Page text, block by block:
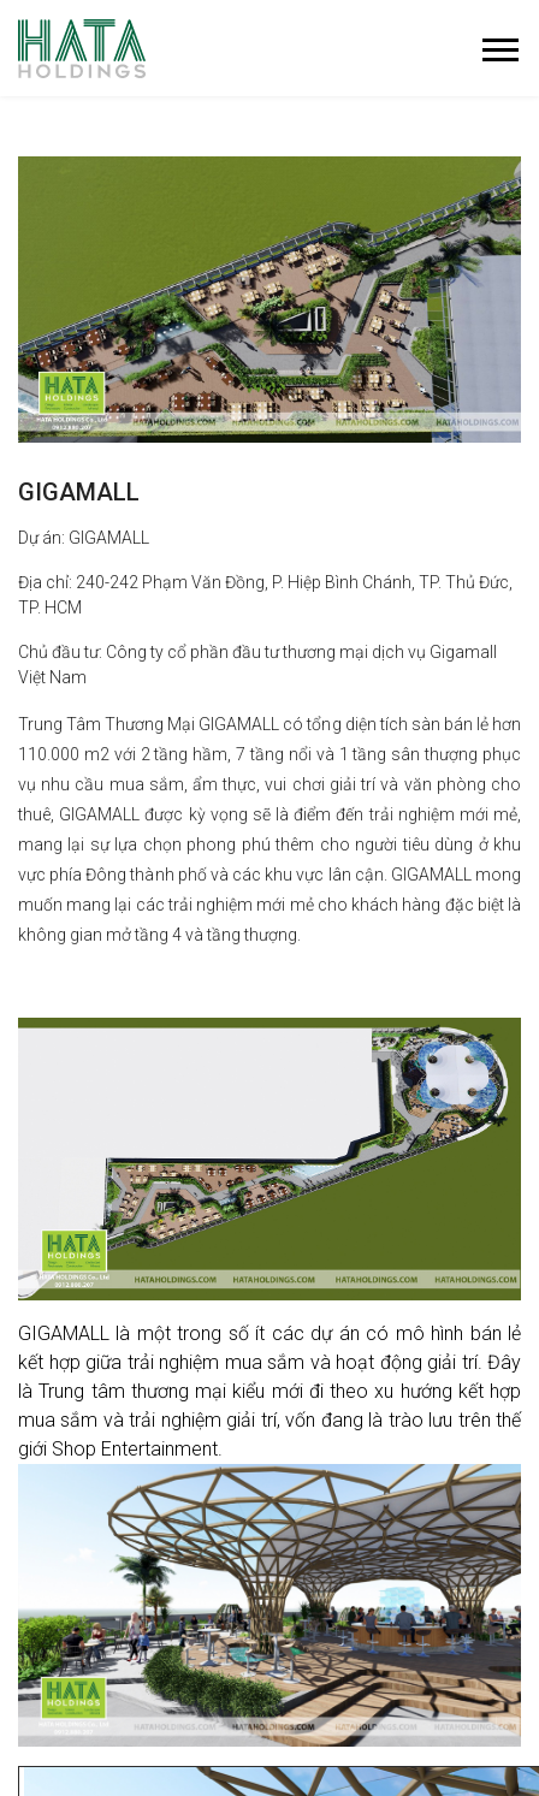
GIGAMALL
Dự án: GIGAMALL
Địa chỉ: 240-242 Phạm Văn Đồng, P. Hiệp Bình Chánh, TP. Thủ Đức,
TP. HCM
Chủ đầu tư: Công ty cổ phần đầu tư thương mại dịch vụ Gigamall
Việt Nam
Trung Tâm Thương Mại GIGAMALL có tổng diện tích sàn bán lẻ hơn
110.000 m2 với 2 tầng hầm, 7 tầng nổi và 1 tầng sân thượng phục
vụ nhu cầu mua sắm, ẩm thực, vui chơi giải trí và văn phòng cho
thuê, GIGAMALL được kỳ vọng sẽ là điểm đến trải nghiệm mới mẻ,
mang lại sự lựa chọn phong phú thêm cho người tiêu dùng ở khu
vực phía Đông thành phố và các khu vực lân cận. GIGAMALL mong
muốn mang lại các trải nghiệm mới mẻ cho khách hàng đặc biệt là
không gian mở tầng 4 và tầng thượng.
GIGAMALL là một trong số ít các dự án có mô hình bán lẻ
kết hợp giữa trải nghiệm mua sắm và hoạt động giải trí. Đây
là Trung tâm thương mại kiểu mới đi theo xu hướng kết hợp
mua sắm và trải nghiệm giải trí, vốn đang là trào lưu trên thế
giới Shop Entertainment.